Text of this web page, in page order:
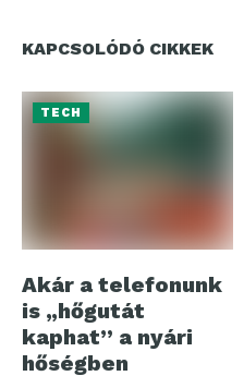
KAPCSOLÓDÓ CIKKEK
TECH
Akár a telefonunk
is „hőgutát
kaphat” a nyári
hőségben